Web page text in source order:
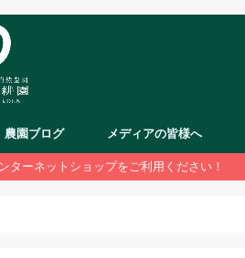
農園ブログ メディアの皆様へ
ターネットショップをご利用ください！